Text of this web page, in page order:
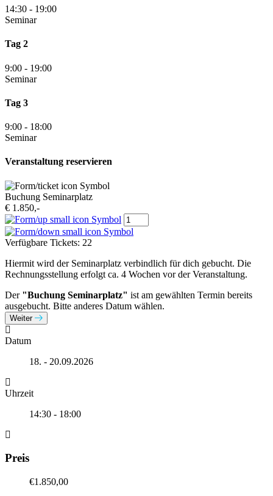
14:30 - 19:00
Seminar
Tag 2
9:00 - 19:00
Seminar
Tag 3
9:00 - 18:00
Seminar
Veranstaltung reservieren
Buchung Seminarplatz
€ 1.850,-
Verfügbare Tickets: 22
Hiermit wird der Seminarplatz verbindlich für dich gebucht. Die
Rechnungsstellung erfolgt ca. 4 Wochen vor der Veranstaltung.
Der "Buchung Seminarplatz" ist am gewählten Termin bereits
ausgebucht. Bitte anderes Datum wählen.
Weiter
Datum
18. - 20.09.2026
Uhrzeit
14:30 - 18:00
Preis
€1.850,00